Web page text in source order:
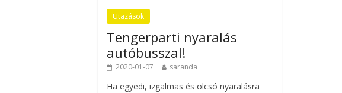
Utazások
Tengerparti nyaralás
autóbusszal!
2020-01-07 saranda
Ha egyedi, izgalmas és olcsó nyaralásra